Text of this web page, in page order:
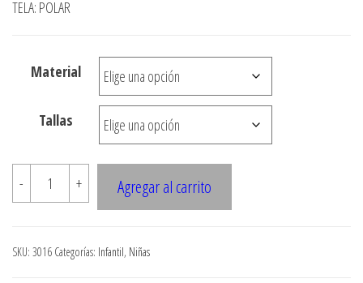
desde
$3.000
hasta
$7.900
TELA: POLAR
Material
Tallas
-
3016
LEVANTAR
+ Agregar al carrito
SKU: 3016 Categorías: Infantil, Niñas